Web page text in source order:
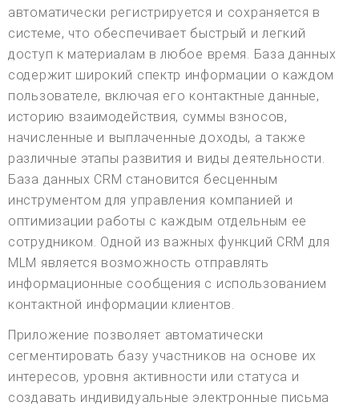
автоматически регистрируется и сохраняется в
системе, что обеспечивает быстрый и легкий
доступ к материалам в любое время. База данных
содержит широкий спектр информации о каждом
пользователе, включая его контактные данные,
историю взаимодействия, суммы взносов,
начисленные и выплаченные доходы, а также
различные этапы развития и виды деятельности.
База данных CRM становится бесценным
инструментом для управления компанией и
оптимизации работы с каждым отдельным ее
сотрудником. Одной из важных функций CRM для
MLM является возможность отправлять
информационные сообщения с использованием
контактной информации клиентов.
Приложение позволяет автоматически
сегментировать базу участников на основе их
интересов, уровня активности или статуса и
создавать индивидуальные электронные письма